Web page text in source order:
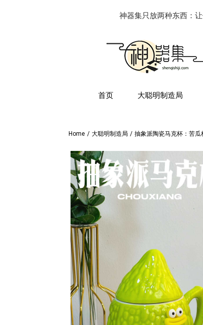
神器集只放两种东西：
首页 大聪明制造局
Home / 大聪明制造局 / 抽象派陶瓷马克杯：苦瓜